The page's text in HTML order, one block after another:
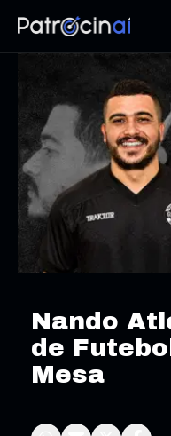
Nando
de
Mesa